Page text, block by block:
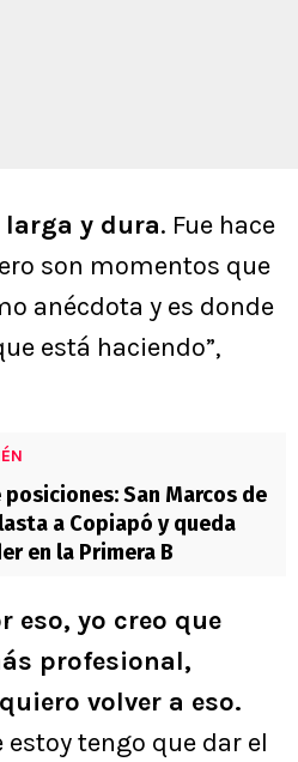
y dura. Fue hace
son momentos que
anécdota y es donde
está haciendo”,
posiciones: San Marcos de
a Copiapó y queda
en la Primera B
eso, yo creo que
profesional,
volver a eso.
estoy tengo que dar el